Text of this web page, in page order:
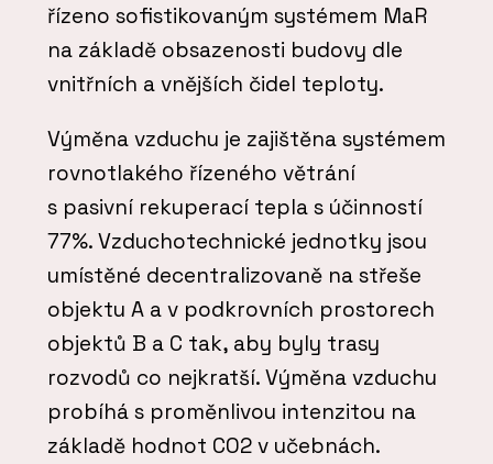
řízeno sofistikovaným systémem MaR
na základě obsazenosti budovy dle
vnitřních a vnějších čidel teploty.
Výměna vzduchu je zajištěna systémem
rovnotlakého řízeného větrání
s pasivní rekuperací tepla s účinností
77%. Vzduchotechnické jednotky jsou
umístěné decentralizovaně na střeše
objektu A a v podkrovních prostorech
objektů B a C tak, aby byly trasy
rozvodů co nejkratší. Výměna vzduchu
probíhá s proměnlivou intenzitou na
základě hodnot CO2 v učebnách.